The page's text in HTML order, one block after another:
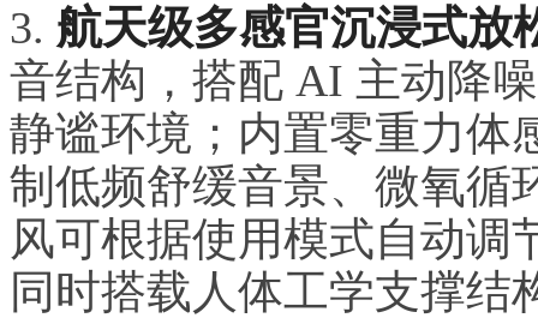
3. 航天级多感官沉浸式放
音结构，搭配 AI 主动降
静谧环境；内置零重力体
制低频舒缓音景、微氧循
风可根据使用模式自动调
同时搭载人体工学支撑结